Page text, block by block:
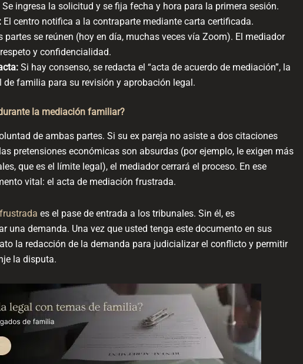
Se ingresa la solicitud y se fija fecha y hora para la primera sesión.
El centro notifica a la contraparte mediante carta certificada.
partes se reúnen (hoy en día, muchas veces vía Zoom). El mediador
y confidencialidad.
Si hay consenso, se redacta el “acta de acuerdo de mediación”, la
de familia para su revisión y aprobación legal.
la mediación familiar?
de ambas partes. Si su ex pareja no asiste a dos citaciones
pretensiones económicas son absurdas (por ejemplo, le exigen más
que es el límite legal), el mediador cerrará el proceso. En ese
vital: el acta de mediación frustrada.
es el pase de entrada a los tribunales. Sin él, es
una demanda. Una vez que usted tenga este documento en sus
la redacción de la demanda para judicializar el conflicto y permitir
la disputa.